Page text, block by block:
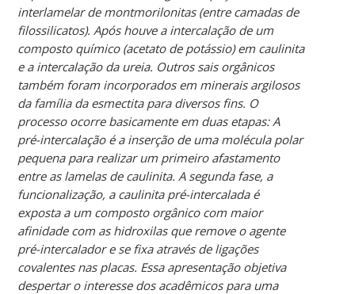
interlamelar de montmorilonitas (entre camadas de
filossilicatos). Após houve a intercalação de um
composto químico (acetato de potássio) em caulinita
e a intercalação da ureia. Outros sais orgânicos
também foram incorporados em minerais argilosos
da família da esmectita para diversos fins. O
processo ocorre basicamente em duas etapas: A
pré-intercalação é a inserção de uma molécula polar
pequena para realizar um primeiro afastamento
entre as lamelas de caulinita. A segunda fase, a
funcionalização, a caulinita pré-intercalada é
exposta a um composto orgânico com maior
afinidade com as hidroxilas que remove o agente
pré-intercalador e se fixa através de ligações
covalentes nas placas. Essa apresentação objetiva
despertar o interesse dos acadêmicos para uma